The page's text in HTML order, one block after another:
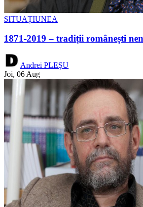
SITUAȚIUNEA
1871-2019 – tradiții românești
Andrei PLEȘU
Joi, 06 Aug